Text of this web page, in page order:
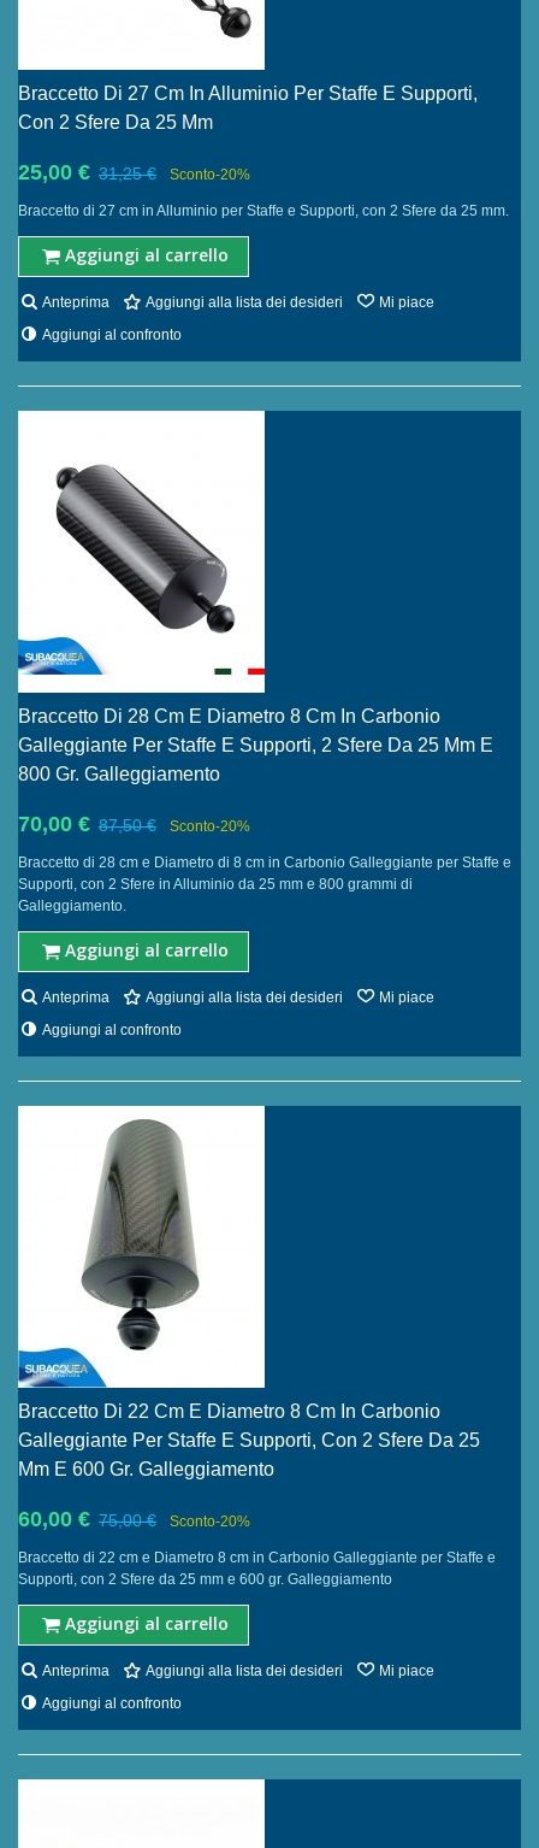
Braccetto Di 27 Cm In Alluminio Per Staffe E Supporti,
Con 2 Sfere Da 25 Mm
25,00 € 31,25 € Sconto-20%
Braccetto di 27 cm in Alluminio per Staffe e Supporti, con 2 Sfere da 25 mm.
Aggiungi al carrello
Anteprima Aggiungi alla lista dei desideri
Mi piace
Aggiungi al confronto
Braccetto Di 28 Cm E Diametro 8 Cm In Carbonio
Galleggiante Per Staffe E Supporti, 2 Sfere Da 25 Mm E
800 Gr. Galleggiamento
70,00 € 87,50 € Sconto-20%
Braccetto di 28 cm e Diametro di 8 cm in Carbonio Galleggiante per Staffe e
Supporti, con 2 Sfere in Alluminio da 25 mm e 800 grammi di
Galleggiamento.
Aggiungi al carrello
Anteprima Aggiungi alla lista dei desideri
Mi piace
Aggiungi al confronto
Braccetto Di 22 Cm E Diametro 8 Cm In Carbonio
Galleggiante Per Staffe E Supporti, Con 2 Sfere Da 25
Mm E 600 Gr. Galleggiamento
60,00 € 75,00 € Sconto-20%
Braccetto di 22 cm e Diametro 8 cm in Carbonio Galleggiante per Staffe e
Supporti, con 2 Sfere da 25 mm e 600 gr. Galleggiamento
Aggiungi al carrello
Anteprima Aggiungi alla lista dei desideri
Mi piace
Aggiungi al confronto